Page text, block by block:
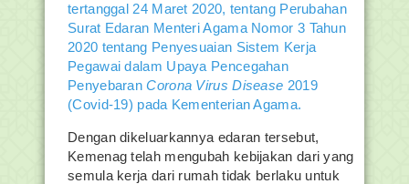
tertanggal 24 Maret 2020, tentang Perubahan
Surat Edaran Menteri Agama Nomor 3 Tahun
2020 tentang Penyesuaian Sistem Kerja
Pegawai dalam Upaya Pencegahan
PenyebaranCorona Virus Disease 2019
(Covid-19) pada Kementerian Agama.
Dengan dikeluarkannya edaran tersebut,
Kemenag telah mengubah kebijakan dari yang
semula kerja dari rumah tidak berlaku untuk